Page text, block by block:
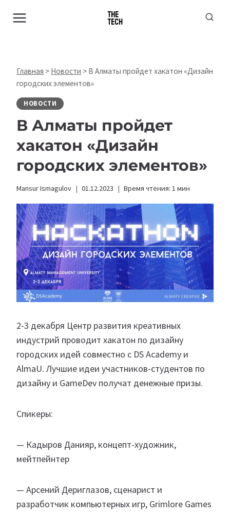
Главная > Новости > В Алматы пройдет хакатон «Дизайн
городских элементов»
НОВОСТИ
В Алматы пройдет
хакатон «Дизайн
городских элементов»
Mansur Ismagulov 01.12.2023 Время чтения: 1 мин
2-3 декабря Центр развития креативных
индустрий проводит хакатон по дизайну
городских идей совместно с DS Academy и
AlmaU. Лучшие идеи участников-студентов по
дизайну и GameDev получат денежные призы.
Спикеры:
— Кадыров Данияр, концепт-художник,
мейтпейнтер
— Арсений Дериглазов, сценарист и
разработчик компьютерных игр, Grimlore Games